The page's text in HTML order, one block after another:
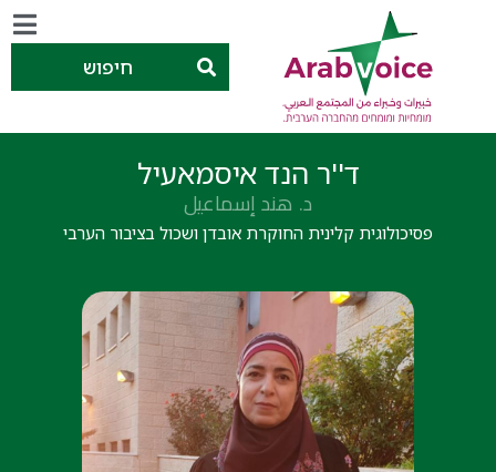
חיפוש
ד''ר הנד איסמאעיל
د. هند إسماعيل
פסיכולוגית קלינית החוקרת אובדן ושכול בציבור הערבי